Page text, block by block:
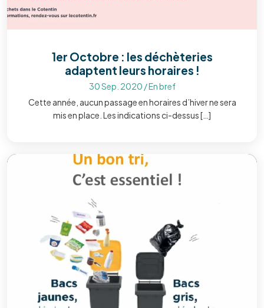
1er Octobre : les déchèteries
adaptent leurs horaires !
30 Sep. 2020 /En bref
Cette année, aucun passage en horaires d’hiver ne sera
mis en place. Les indications ci-dessus […]